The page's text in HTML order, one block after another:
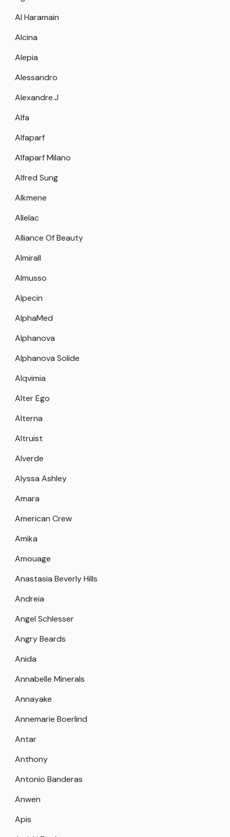
Al Haramain
Alcina
Alepia
Alessandro
Alexandre.J
Alfa
Alfaparf
Alfaparf Milano
Alfred Sung
Alkmene
Allelac
Alliance Of Beauty
Almirall
Almusso
Alpecin
AlphaMed
Alphanova
Alphanova Solide
Alqvimia
Alter Ego
Alterna
Altruist
Alverde
Alyssa Ashley
Amara
American Crew
Amika
Amouage
Anastasia Beverly Hills
Andreia
Angel Schlesser
Angry Beards
Anida
Annabelle Minerals
Annayake
Annemarie Boerlind
Antar
Anthony
Antonio Banderas
Anwen
Apis